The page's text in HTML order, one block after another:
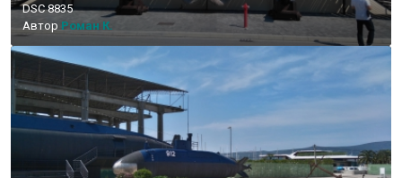
DSC 8835
Автор Роман К.